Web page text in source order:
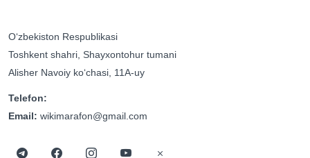
Oʻzbekiston Respublikasi
Toshkent shahri, Shayxontohur tumani
Alisher Navoiy koʻchasi, 11A-uy
Telefon:
Email: wikimarafon@gmail.com